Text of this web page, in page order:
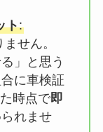
ト:
せん。
」と思う
に車検証
時点で即
れませ